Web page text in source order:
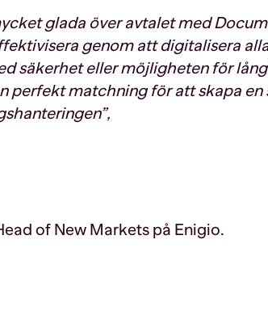
glada över avtalet med
genom att digitalisera
säkerhet eller möjligheten för
perfekt matchning för att skapa en
of New Markets på Enigio.